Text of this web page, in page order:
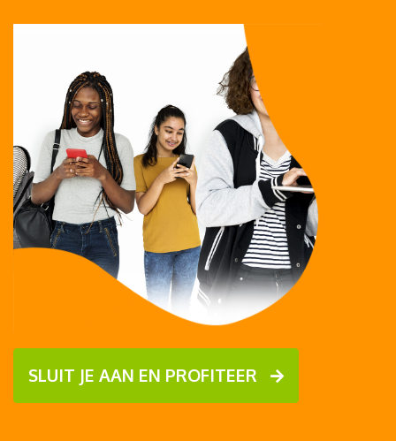
SLUIT JE AAN EN PROFITEER